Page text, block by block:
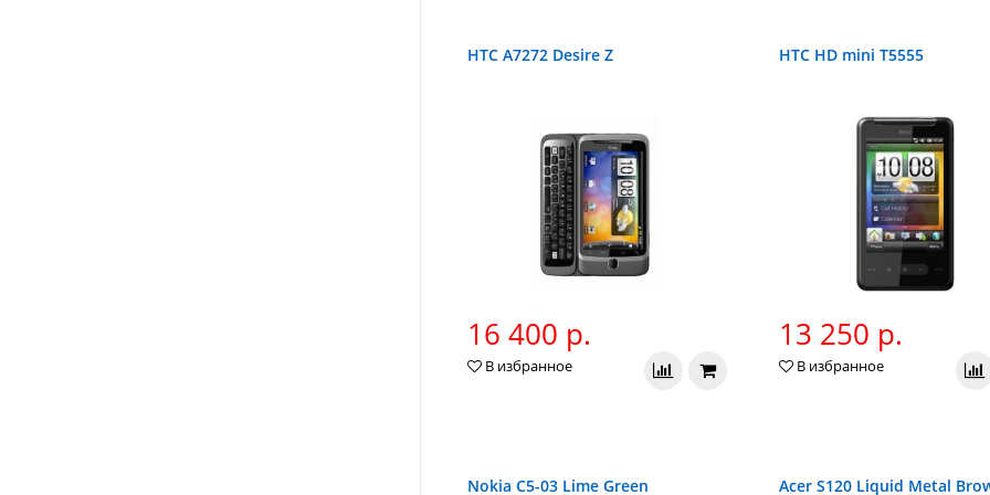
HTC A7272 Desire Z
16 400 р.
В избранное
HTC HD mini T5555
13 250 р.
В избранное
Nokia C5-03 Lime Green Acer S120 Liquid Metal